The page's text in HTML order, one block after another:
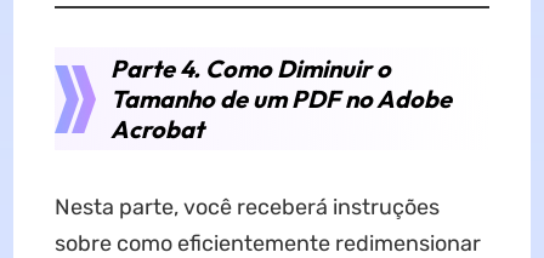
Parte 4. Como Diminuir o
Tamanho de um PDF no Adobe
Acrobat
Nesta parte, você receberá instruções
sobre como eficientemente redimensionar